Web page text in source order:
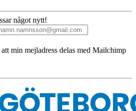
något nytt!
min mejladress delas med Mailchimp